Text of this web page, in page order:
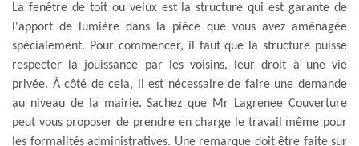
La fenêtre de toit ou velux est la structure qui est garante de
l'apport de lumière dans la pièce que vous avez aménagée
spécialement. Pour commencer, il faut que la structure puisse
respecter la jouissance par les voisins, leur droit à une vie
privée. À côté de cela, il est nécessaire de faire une demande
au niveau de la mairie. Sachez que Mr Lagrenee Couverture
peut vous proposer de prendre en charge le travail même pour
les formalités administratives. Une remarque doit être faite sur